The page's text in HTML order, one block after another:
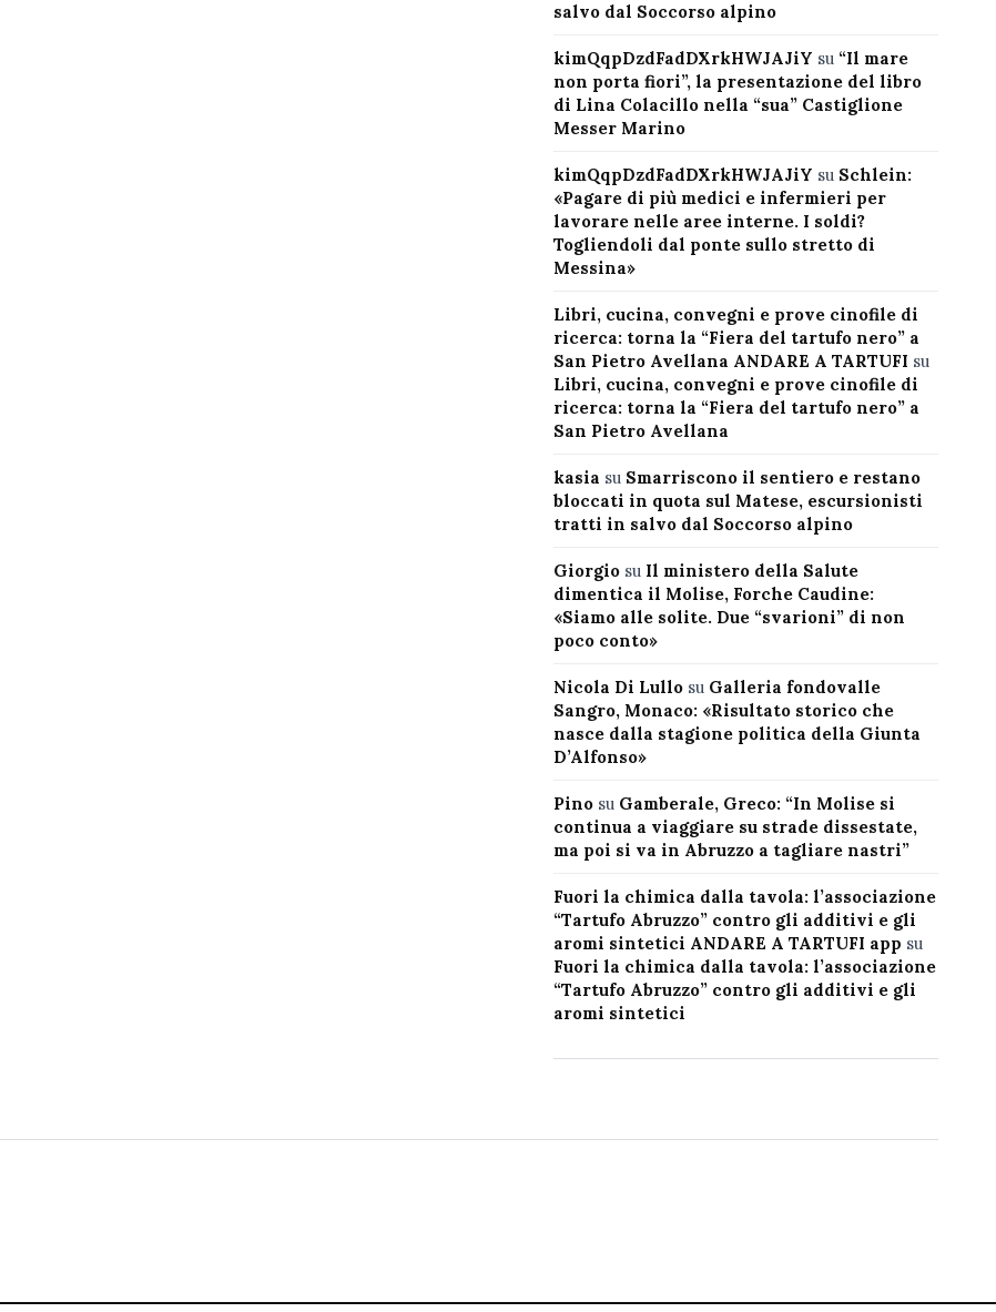
salvo dal Soccorso alpino
kimQqpDzdFadDXrkHWJAJiY su “Il mare
non porta fiori”, la presentazione del libro
di Lina Colacillo nella “sua” Castiglione
Messer Marino
kimQqpDzdFadDXrkHWJAJiY su Schlein:
«Pagare di più medici e infermieri per
lavorare nelle aree interne. I soldi?
Togliendoli dal ponte sullo stretto di
Messina»
Libri, cucina, convegni e prove cinofile di
ricerca: torna la “Fiera del tartufo nero” a
San Pietro Avellana ANDARE A TARTUFI su
Libri, cucina, convegni e prove cinofile di
ricerca: torna la “Fiera del tartufo nero” a
San Pietro Avellana
kasia su Smarriscono il sentiero e restano
bloccati in quota sul Matese, escursionisti
tratti in salvo dal Soccorso alpino
Giorgiosu Il ministero della Salute
dimentica il Molise, Forche Caudine:
«Siamo alle solite. Due “svarioni” di non
poco conto»
Nicola Di Lullosu Galleria fondovalle
Sangro, Monaco: «Risultato storico che
nasce dalla stagione politica della Giunta
D’Alfonso»
Pinosu Gamberale, Greco: “In Molise si
continua a viaggiare su strade dissestate,
ma poi si va in Abruzzo a tagliare nastri”
Fuori la chimica dalla tavola: l’associazione
“Tartufo Abruzzo” contro gli additivi e gli
aromi sintetici ANDARE A TARTUFI app su
Fuori la chimica dalla tavola: l’associazione
“Tartufo Abruzzo” contro gli additivi e gli
aromi sintetici